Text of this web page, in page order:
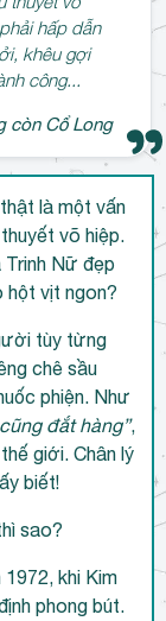
hấp dẫn
khêu gợi
công...
còn Cổ Long
là một vấn
võ hiệp.
Trinh Nữ đẹp
hột vịt ngon?
tùy từng
chê sầu
phiện. Như
đắt hàng”,
giới. Chân lý
biết!
sao?
khi Kim
phong bút.